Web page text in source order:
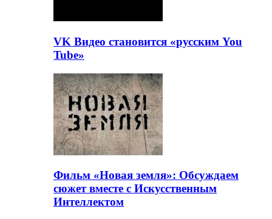
VK Видео становится «русским You
Tube»
Фильм «Новая земля»: Обсуждаем
сюжет вместе с Искусственным
Интеллектом